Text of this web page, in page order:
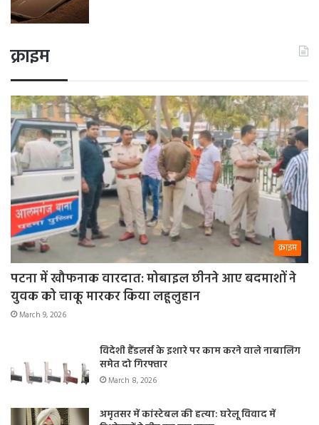
क्राइम
क्राइम
पटना में खौफनाक वारदात: मोबाइल छीनने आए बदमाशों ने
युवक को चाकू मारकर किया लहूलुहान
March 9, 2026
विदेशी हैंडलर्स के इशारे पर काम करने वाले नाबालिग
समेत दो गिरफ्तार
March 8, 2026
अमृतसर में कांस्टेबल की हत्या: घरेलू विवाद में